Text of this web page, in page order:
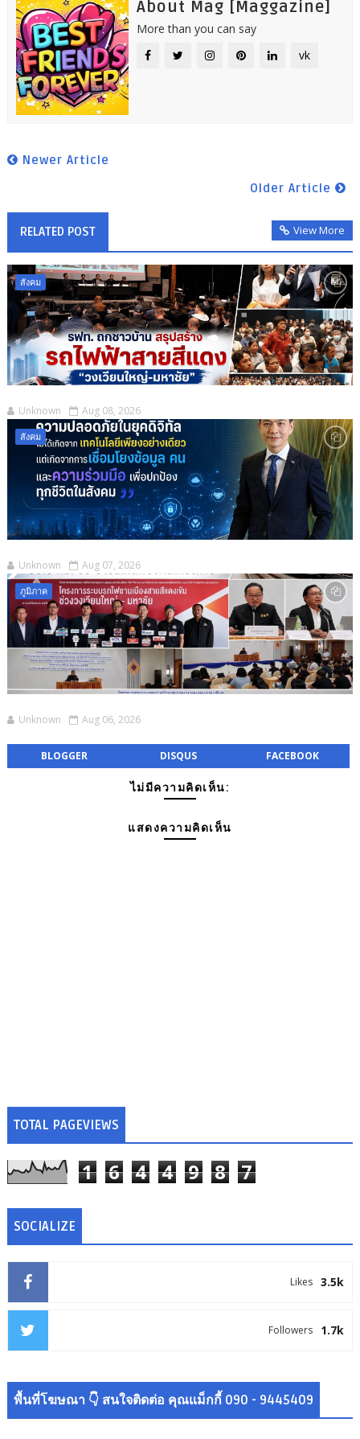
About Mag [Maggazine]
More than you can say
vk
Newer Article
Older Article
RELATED POST View More
สังคม
Unknown Aug 08, 2026
สังคม
Unknown Aug 07, 2026
ภูมิภาค
Unknown Aug 06, 2026
BLOGGER DISQUS FACEBOOK
ไม่มีความคิดเห็น:
แสดงความคิดเห็น
TOTAL PAGEVIEWS
1 6 4 4 9 8 7
SOCIALIZE
3.5k
Likes
1.7k
Followers
พื้นที่โฆษณา 👇 สนใจติดต่อ คุณแม็กกี้ 090 - 9445409